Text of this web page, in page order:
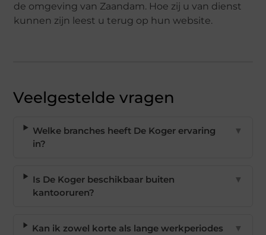
de omgeving van Zaandam. Hoe zij u van dienst
kunnen zijn leest u terug op hun website.
Veelgestelde vragen
Welke branches heeft De Koger ervaring
in?
▼
Is De Koger beschikbaar buiten
kantooruren?
▼
Kan ik zowel korte als lange werkperiodes
▼